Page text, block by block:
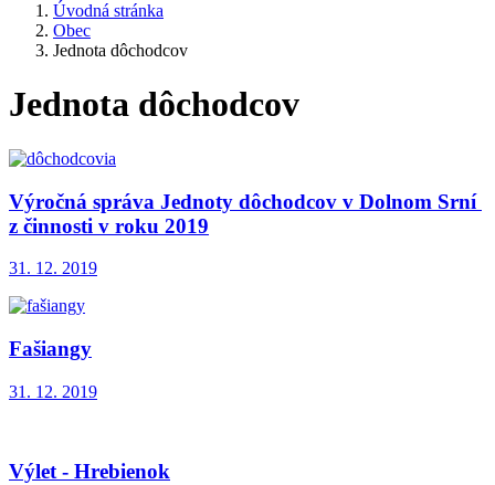
Úvodná stránka
Obec
Jednota dôchodcov
Jednota dôchodcov
Výročná správa Jednoty dôchodcov v Dolnom Srní
z činnosti v roku 2019
31. 12. 2019
Fašiangy
31. 12. 2019
Výlet - Hrebienok